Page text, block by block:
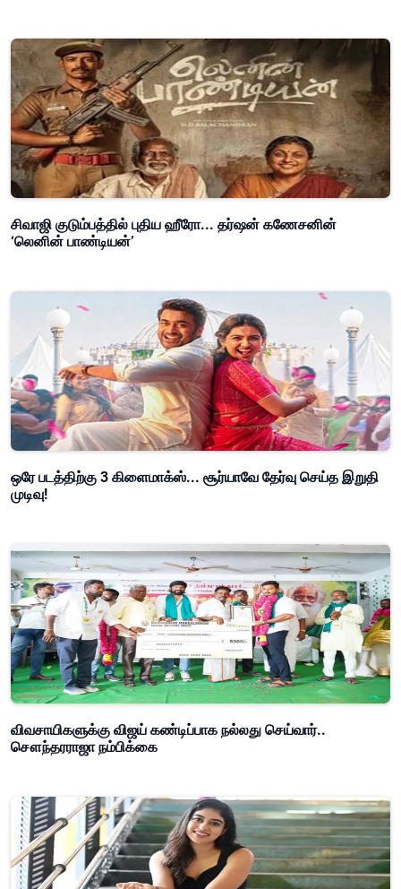
சிவாஜி குடும்பத்தில் புதிய ஹீரோ... தர்ஷன் கணேசனின்
‘லெனின் பாண்டியன்’
ஒரே படத்திற்கு 3 கிளைமாக்ஸ்... சூர்யாவே தேர்வு செய்த இறுதி
முடிவு!
விவசாயிகளுக்கு விஜய் கண்டிப்பாக நல்லது செய்வார்..
சௌந்தரராஜா நம்பிக்கை